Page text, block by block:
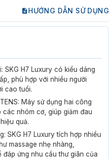
HƯỚNG DẪN SỬ DỤNG
SKG H7 Luxury có kiểu dáng
phù hợp với nhiều người
cao tuổi.
Máy sử dụng hai công
nhóm cơ, giúp giảm đau
quả.
SKG H7 Luxury tích hợp nhiều
massage nhẹ nhàng,
đáp ứng nhu cầu thư giãn của